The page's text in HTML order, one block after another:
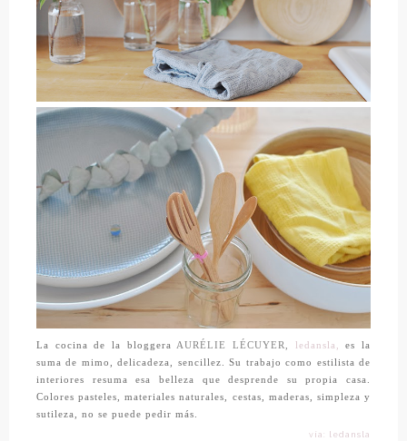
La cocina de la bloggera AURÉLIE LÉCUYER, ledansla,
es la
suma de mimo, delicadeza, sencillez. Su trabajo como estilista de
interiores resuma esa belleza que desprende su propia casa.
Colores pasteles, materiales naturales, cestas, maderas, simpleza y
sutileza, no se puede pedir más.
vía: ledansla